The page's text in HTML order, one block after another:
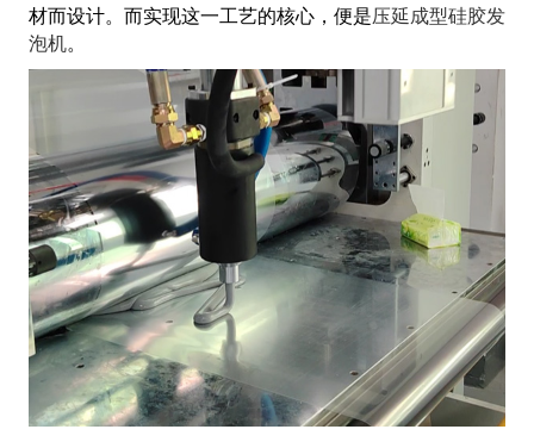
材而设计。而实现这一工艺的核心，便是压延成型硅胶发
泡机。